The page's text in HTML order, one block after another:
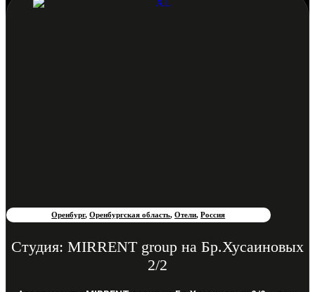
Оренбург,Оренбургская область,Отели,Россия
Студия: MIRRENT group на Бр.Хусаиновых
2/2